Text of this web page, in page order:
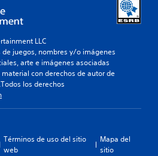
LLC
juegos, nombres y/o imágenes
arte e imágenes asociadas
con derechos de autor de
los derechos
Términos de uso del sitio
web
Mapa del
sitio